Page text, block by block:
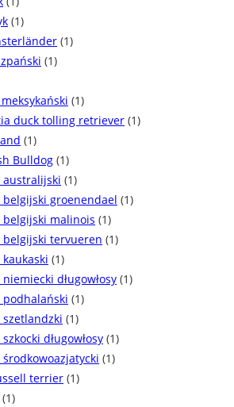
(1)
(1)
(1)
(1)
duck tolling retriever (1)
(1)
Bulldog (1)
australijski (1)
belgijski groenendael (1)
belgijski malinois (1)
belgijski tervueren (1)
(1)
długowłosy (1)
podhalański (1)
szetlandzki (1)
długowłosy (1)
środkowoazjatycki (1)
terrier (1)
(1)